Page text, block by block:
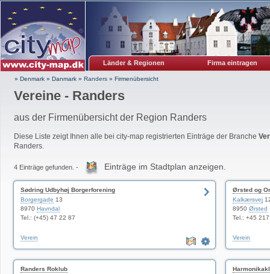
Länder & Regionen Firma eintragen
» Denmark » Danmark » Randers » Firmenübersicht
Vereine - Randers
aus der Firmenübersicht der Region Randers
Diese Liste zeigt Ihnen alle bei city-map registrierten Einträge der Branche
Randers.
4 Einträge gefunden. - Einträge im Stadtplan anzeigen.
Sødring Udbyhøj Borgerforening
Borgergade 13
8970 Havndal
Tel.: (+45) 47 22 87
Verein
Ørsted og
Kalkærsvej
8950 Ørsted
Tel.: +45
Verein
Randers Roklub